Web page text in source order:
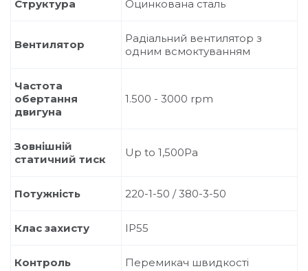
Структура Оцинкована сталь
Вентилятор
Радіальний вентилятор з
одним всмоктуванням
Частота
обертання
двигуна
1.500 - 3000 rpm
Зовнішній
статичний тиск
Up to 1,500Pa
Потужність 220-1-50 / 380-3-50
Клас захисту IP55
Контроль Перемикач швидкості